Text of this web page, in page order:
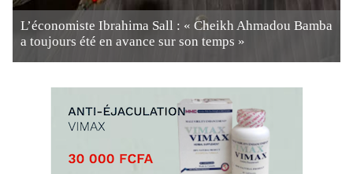
L’économiste Ibrahima Sall : « Cheikh Ahmadou Bamba
a toujours été en avance sur son temps »